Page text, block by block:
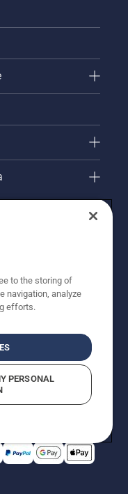
voorbehouden. De
Alle
(incl. BTW),
directe aankoop.
Privacyverklaring
Violations
to the storing of
navigation, analyze
efforts.
PERSONAL